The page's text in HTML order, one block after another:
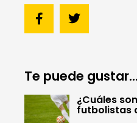
Te puede gustar...
¿Cuáles
futbolistas